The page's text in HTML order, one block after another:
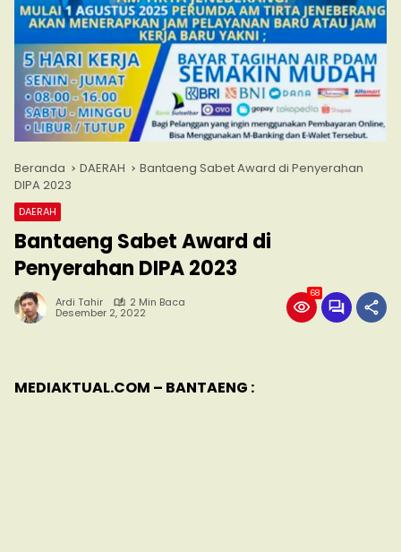
Beranda DAERAH
Bantaeng Sabet Award di Penyerahan
DIPA 2023
DAERAH
Bantaeng Sabet Award di
Penyerahan DIPA 2023
Ardi Tahir 2 Min Baca
Desember 2, 2022
68
MEDIAKTUAL.COM – BANTAENG :